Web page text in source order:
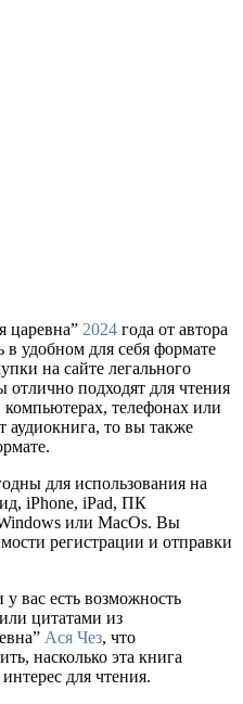
царевна” 2024 года от автора
в удобном для себя формате
на сайте легального
отлично подходят для чтения
телефонах или
аудиокнига, то вы также
для использования на
iPhone, iPad, ПК
или MacOs. Вы
регистрации и отправки
вас есть возможность
цитатами из
Ася Чез, что
насколько эта книга
для чтения.